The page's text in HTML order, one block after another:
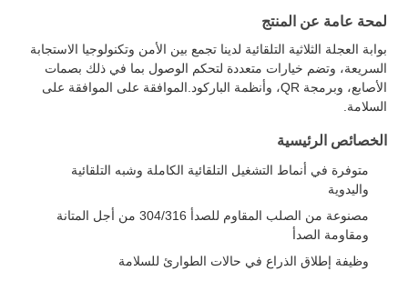
لمحة عامة عن المنتج
بوابة العجلة الثلاثية التلقائية لدينا تجمع بين الأمن وتكنولوجيا الاستجابة
السريعة، وتضم خيارات متعددة لتحكم الوصول بما في ذلك بصمات
الأصابع، وبرمجة QR، وأنظمة الباركود.الموافقة على الموافقة على
السلامة.
الخصائص الرئيسية
متوفرة في أنماط التشغيل التلقائية الكاملة وشبه التلقائية
واليدوية
مصنوعة من الصلب المقاوم للصدأ 304/316 من أجل المتانة
ومقاومة الصدأ
وظيفة إطلاق الذراع في حالات الطوارئ للسلامة